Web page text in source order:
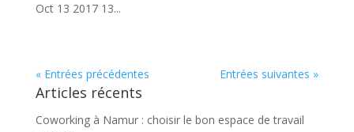
Oct 13 2017 13...
« Entrées précédentes Entrées suivantes »
Articles récents
Coworking à Namur : choisir le bon espace de travail